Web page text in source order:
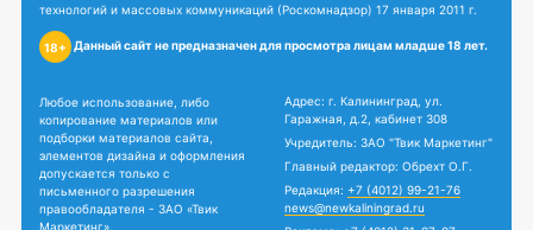
технологий и массовых коммуникаций (Роскомнадзор) 17 января 2011 г.
18+ Данный сайт не предназначен для просмотра лицам младше 18 лет.
Любое использование, либо
копирование материалов или
подборки материалов сайта,
элементов дизайна и оформления
допускается только с
письменного разрешения
правообладателя - ЗАО «Твик
Маркетинг».
Адрес: г. Калининград, ул.
Гаражная, д.2, кабинет 308
Учредитель: ЗАО "Твик Маркетинг"
Главный редактор: Обрехт О.Г.
Редакция: +7 (4012) 99-21-76
news@newkaliningrad.ru